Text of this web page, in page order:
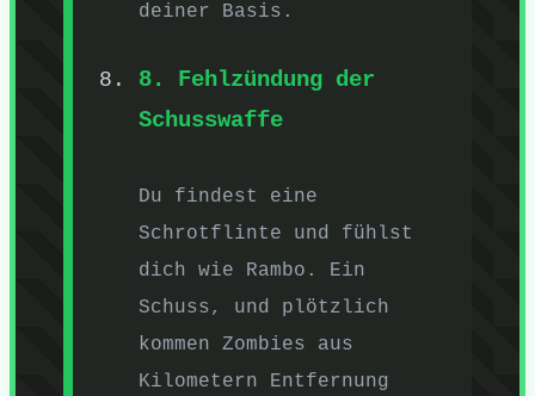
deiner Basis.
8. Fehlzündung der
Schusswaffe
Du findest eine
Schrotflinte und fühlst
dich wie Rambo. Ein
Schuss, und plötzlich
kommen Zombies aus
Kilometern Entfernung